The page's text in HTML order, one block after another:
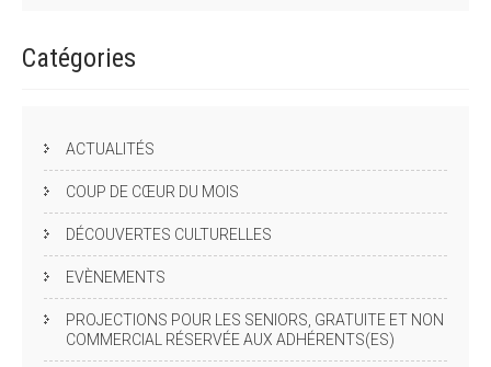
Catégories
ACTUALITÉS
COUP DE CŒUR DU MOIS
DÉCOUVERTES CULTURELLES
EVÈNEMENTS
PROJECTIONS POUR LES SENIORS, GRATUITE ET NON
COMMERCIAL RÉSERVÉE AUX ADHÉRENTS(ES)